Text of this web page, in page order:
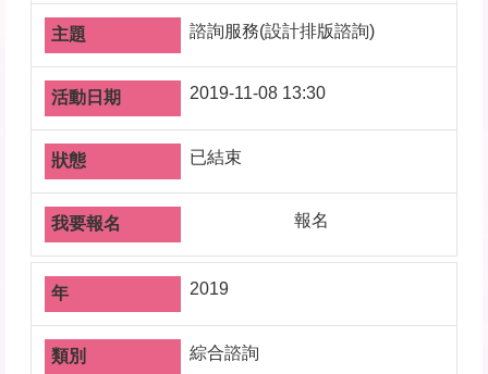
諮詢服務(設計排版諮詢)
2019-11-08 13:30
已結束
報名
2019
綜合諮詢